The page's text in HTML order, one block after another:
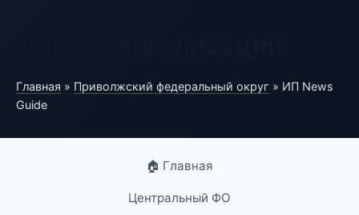
Главная » Приволжский федеральный округ » ИП News
Guide
🏠 Главная
Центральный ФО